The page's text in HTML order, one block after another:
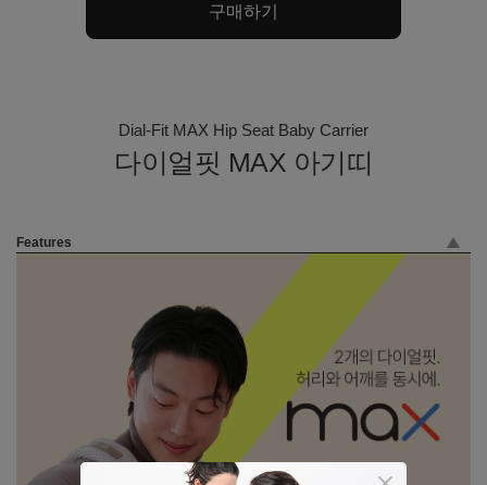
구매하기
Dial-Fit MAX Hip Seat Baby Carrier
다이얼핏 MAX 아기띠
Features